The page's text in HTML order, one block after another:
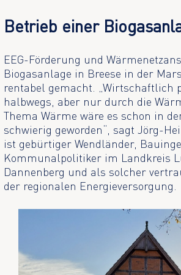
Betrieb einer
EEG-Förderung und
Biogasanlage in Breese in der
rentabel gemacht. „Wirtschaftlich
halbwegs, aber nur durch die
Thema Wärme wäre es schon in
schwierig geworden“, sagt Jörg-
ist gebürtiger Wendländer,
Kommunalpolitiker im Landkreis
Dannenberg und als solcher
der regionalen Energieversorgung.